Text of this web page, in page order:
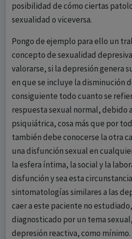
posibilidad de cómo ciertas
sexualidad o viceversa.
Pongo de ejemplo para ello un
concepto de sexualidad
valorarse, si la depresión genera
en que se incluye la disminución
consiguiente todo cuanto se
respuesta sexual normal, debido
psiquiátrica, cosa más que por
también debe conocerse la otra
una disfunción sexual en
la esfera íntima, la social y la
disfunción y sea esta
sintomatologías similares a las
caer a este paciente no
diagnosticado por un tema
depresión reactiva, como mínimo.